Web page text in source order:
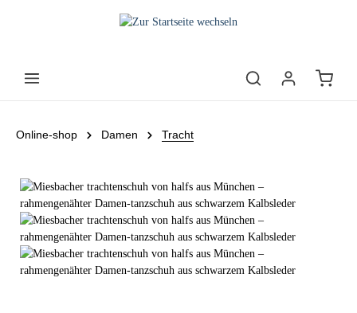
Online-shop Damen Tracht